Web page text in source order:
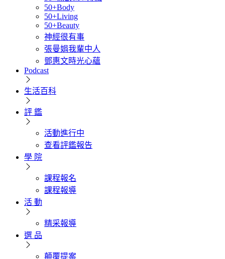
50+Body
50+Living
50+Beauty
神經很有事
張曼娟我輩中人
鄧惠文時光心蘊
Podcast
生活百科
評 鑑
活動進行中
查看評鑑報告
學 院
課程報名
課程報導
活 動
精采報導
選 品
顛覆提案